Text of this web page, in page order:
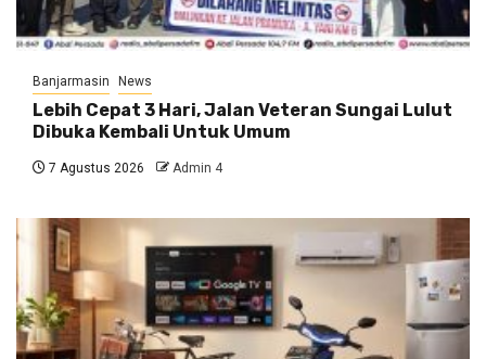
Banjarmasin News
Lebih Cepat 3 Hari, Jalan Veteran Sungai Lulut
Dibuka Kembali Untuk Umum
7 Agustus 2026 Admin 4